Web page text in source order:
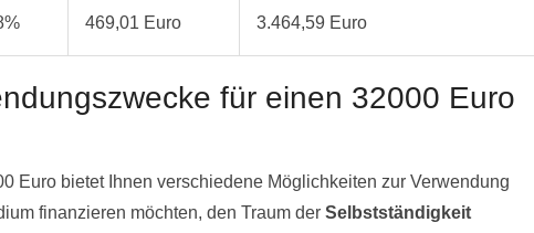
469,01 Euro 3.464,59 Euro
für einen 32000 Euro
Euro bietet Ihnen verschiedene Möglichkeiten zur Verwendung
finanzieren möchten, den Traum der Selbstständigkeit